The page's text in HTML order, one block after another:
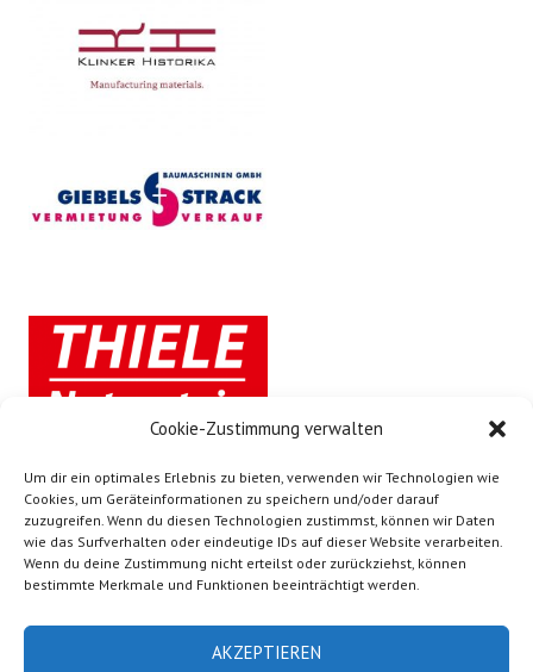
Cookie-Zustimmung verwalten
Um dir ein optimales Erlebnis zu bieten, verwenden wir Technologien wie
Cookies, um Geräteinformationen zu speichern und/oder darauf
zuzugreifen. Wenn du diesen Technologien zustimmst, können wir Daten
wie das Surfverhalten oder eindeutige IDs auf dieser Website verarbeiten.
Wenn du deine Zustimmung nicht erteilst oder zurückziehst, können
bestimmte Merkmale und Funktionen beeinträchtigt werden.
AKZEPTIEREN